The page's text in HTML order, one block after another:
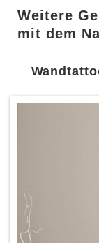
Weitere
mit dem